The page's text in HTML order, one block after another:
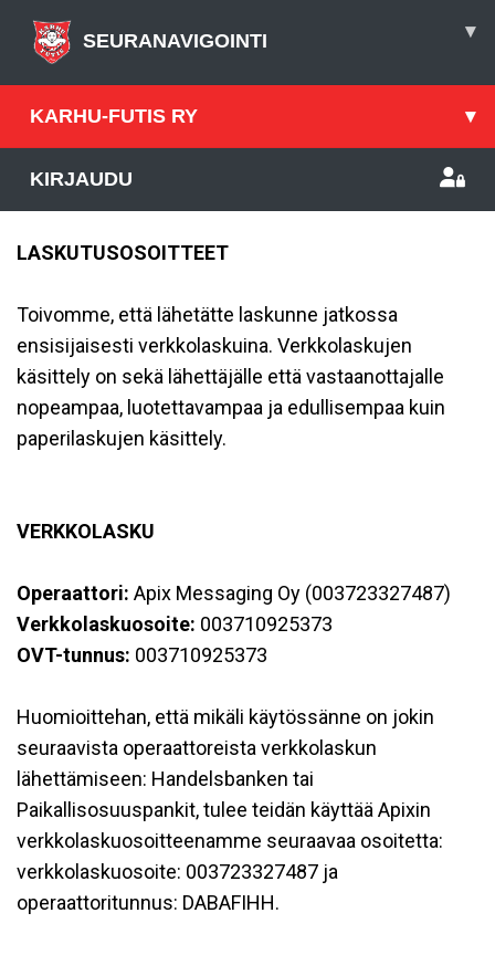
SEURANAVIGOINTI ▾
KARHU-FUTIS RY ▾
KIRJAUDU
LASKUTUSOSOITTEET
Toivomme, että lähetätte laskunne jatkossa
ensisijaisesti verkkolaskuina. Verkkolaskujen
käsittely on sekä lähettäjälle että vastaanottajalle
nopeampaa, luotettavampaa ja edullisempaa kuin
paperilaskujen käsittely.
VERKKOLASKU
Operaattori: Apix Messaging Oy (003723327487)
Verkkolaskuosoite: 003710925373
OVT-tunnus: 003710925373
Huomioittehan, että mikäli käytössänne on jokin
seuraavista operaattoreista verkkolaskun
lähettämiseen: Handelsbanken tai
Paikallisosuuspankit, tulee teidän käyttää Apixin
verkkolaskuosoitteenamme seuraavaa osoitetta:
verkkolaskuosoite: 003723327487 ja
operaattoritunnus: DABAFIHH.